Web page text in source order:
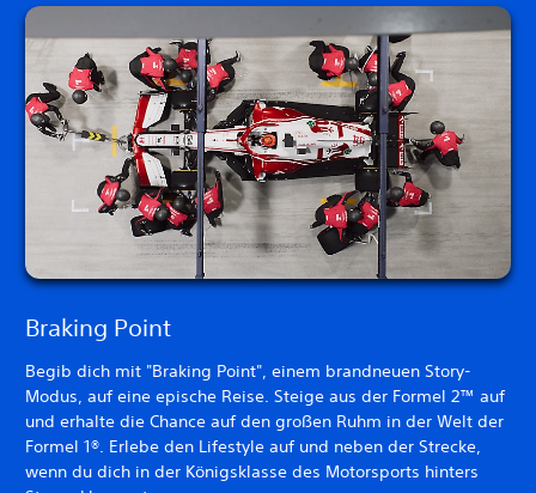
Braking Point
Begib dich mit "Braking Point", einem brandneuen Story-
Modus, auf eine epische Reise. Steige aus der Formel 2™ auf
und erhalte die Chance auf den großen Ruhm in der Welt der
Formel 1®. Erlebe den Lifestyle auf und neben der Strecke,
wenn du dich in der Königsklasse des Motorsports hinters